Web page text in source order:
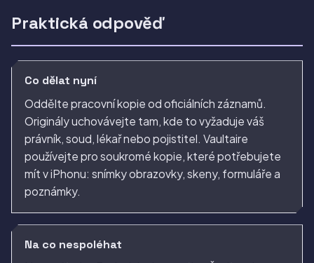
Praktická odpověď
Co dělat nyní
Oddělte pracovní kopie od oficiálních záznamů.
Originály uchovávejte tam, kde to vyžaduje váš
právník, soud, lékař nebo pojistitel. Vaultaire
používejte pro soukromé kopie, které potřebujete
mít v iPhonu: snímky obrazovky, skeny, formuláře a
poznámky.
Na co nespoléhat